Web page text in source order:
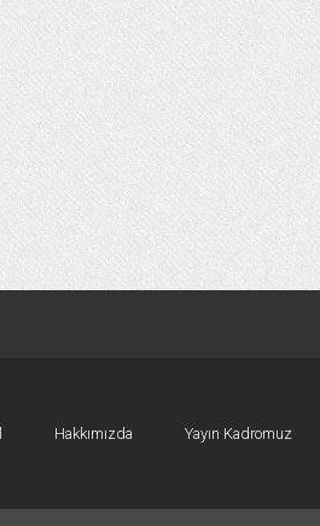
Hakkımızda Yayın Kadromuz